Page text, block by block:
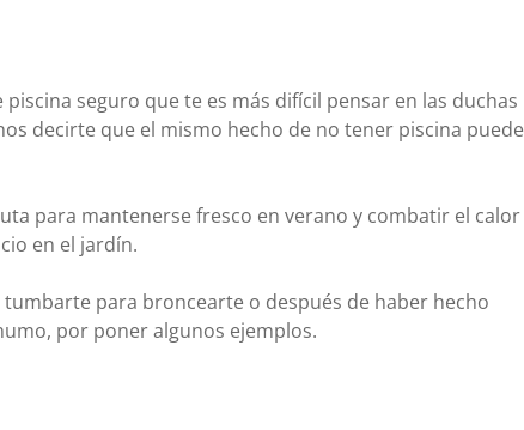
seguro que te es más difícil pensar en las duchas
decirte que el mismo hecho de no tener piscina puede
para mantenerse fresco en verano y combatir el calor
en el jardín.
para broncearte o después de haber hecho
por poner algunos ejemplos.